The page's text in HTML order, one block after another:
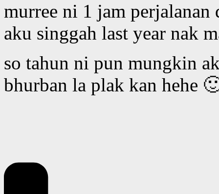
murree ni 1 jam perjalanan
aku singgah last year nak
so tahun ni pun mungkin
bhurban la plak kan hehe